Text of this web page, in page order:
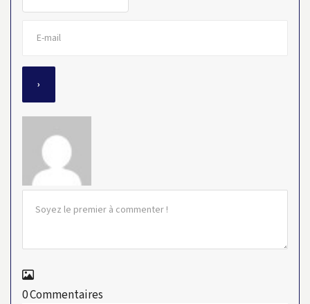
0Commentaires